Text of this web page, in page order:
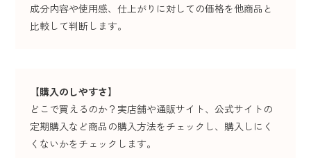
成分内容や使用感、仕上がりに対しての価格を他商品と
比較して判断します。
【購入のしやすさ】
どこで買えるのか？実店舗や通販サイト、公式サイトの
定期購入など商品の購入方法をチェックし、購入しにく
くないかをチェックします。